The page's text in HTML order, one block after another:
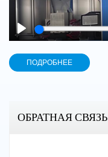
Play
ПОДРОБНЕЕ
ОБРАТНАЯ СВЯЗЬ